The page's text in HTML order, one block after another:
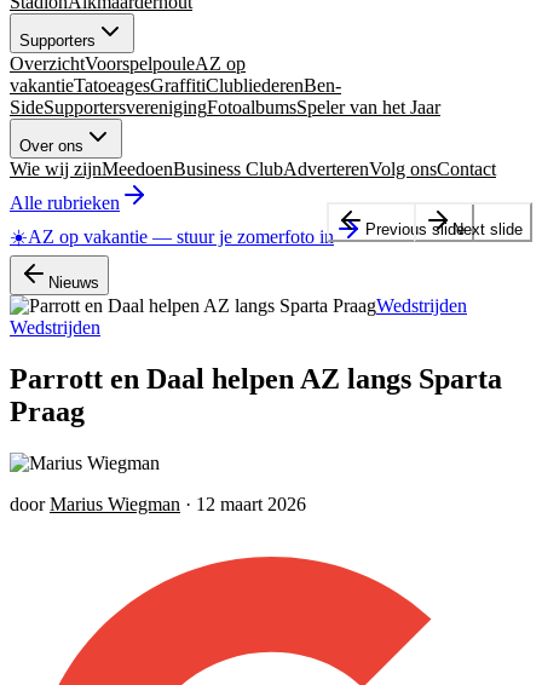
Supporters
OverzichtVoorspelpouleAZ op
vakantieTatoeagesGraffitiClubliederenBen-
SideSupportersverenigingFotoalbumsSpeler van het Jaar
Over ons
Wie wij zijnMeedoenBusiness ClubAdverterenVolg onsContact
Alle rubrieken
☀️AZ op vakantie — stuur je zomerfoto in
Nieuws
Wedstrijden
Wedstrijden
Parrott en Daal helpen AZ langs Sparta
Praag
door Marius Wiegman · 12 maart 2026
Previous slideNext slide